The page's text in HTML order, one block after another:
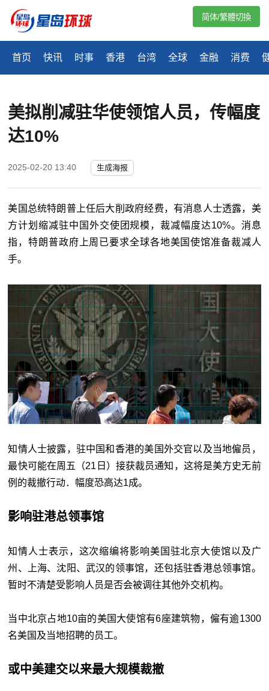
首页 快讯 时事 香港 台湾 全球 金融 消费
简体/繁體切換
美拟削减驻华使领馆人员，传幅度
达10%
2025-02-20 13:40 生成海报
美国总统特朗普上任后大削政府经费，有消息人士透露，美
方计划缩减驻中国外交使团规模，裁减幅度达10%。消息
指，特朗普政府上周已要求全球各地美国使馆准备裁减人
手。
知情人士披露，驻中国和香港的美国外交官以及当地僱员，
最快可能在周五（21日）接获裁员通知，这将是美方史无前
例的裁撤行动．幅度恐高达1成。
影响驻港总领事馆
知情人士表示，这次缩编将影响美国驻北京大使馆以及广
州、上海、沈阳、武汉的领事馆，还包括驻香港总领事馆。
暂时不清楚受影响人员是否会被调往其他外交机构。
当中北京占地10亩的美国大使馆有6座建筑物，僱有逾1300
名美国及当地招聘的员工。
或中美建交以来最大规模裁撤